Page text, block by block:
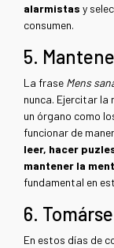
alarmistas y
consumen.
5.
La frase Mens
nunca. Ejercitar la
un órgano como
funcionar de
leer, hacer
mantener la
fundamental en
6.
En estos días de